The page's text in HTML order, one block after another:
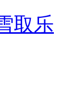
取乐